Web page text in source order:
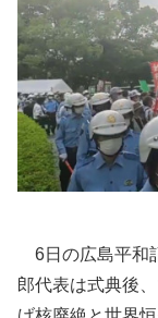
6日の広島平和
郎代表は式典後